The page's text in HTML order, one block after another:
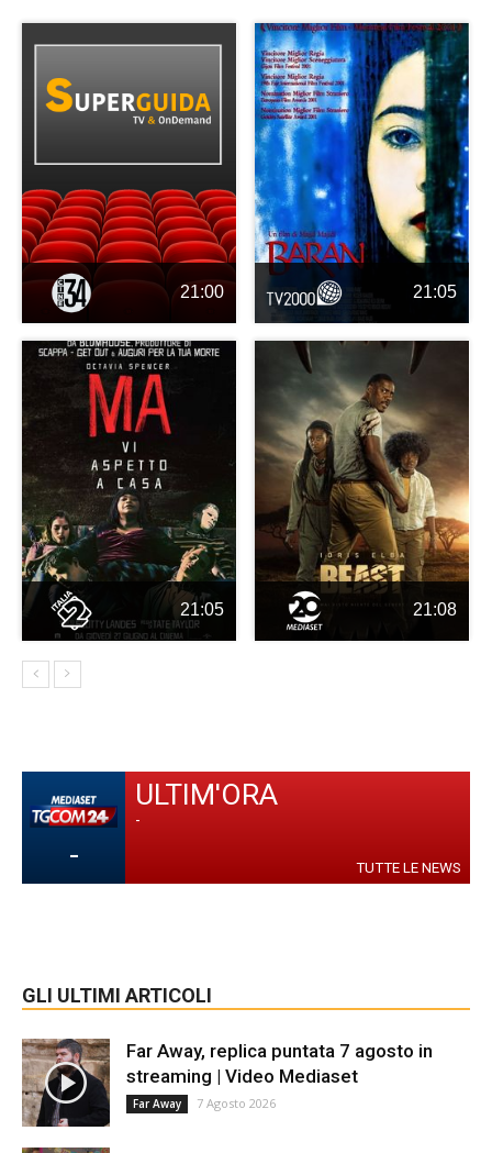
21:00 21:05
21:05 21:08
-
ULTIM'ORA
-
TUTTE LE NEWS
GLI ULTIMI ARTICOLI
Far Away, replica puntata 7 agosto in
streaming | Video Mediaset
Far Away 7 Agosto 2026